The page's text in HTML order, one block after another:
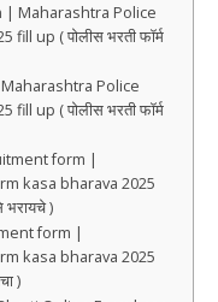
| Maharashtra Police
up ( पोलीस भरती फॉर्म
Police
up ( पोलीस भरती फॉर्म
form |
kasa bharava 2025
भरायचे )
form |
kasa bharava 2025
)